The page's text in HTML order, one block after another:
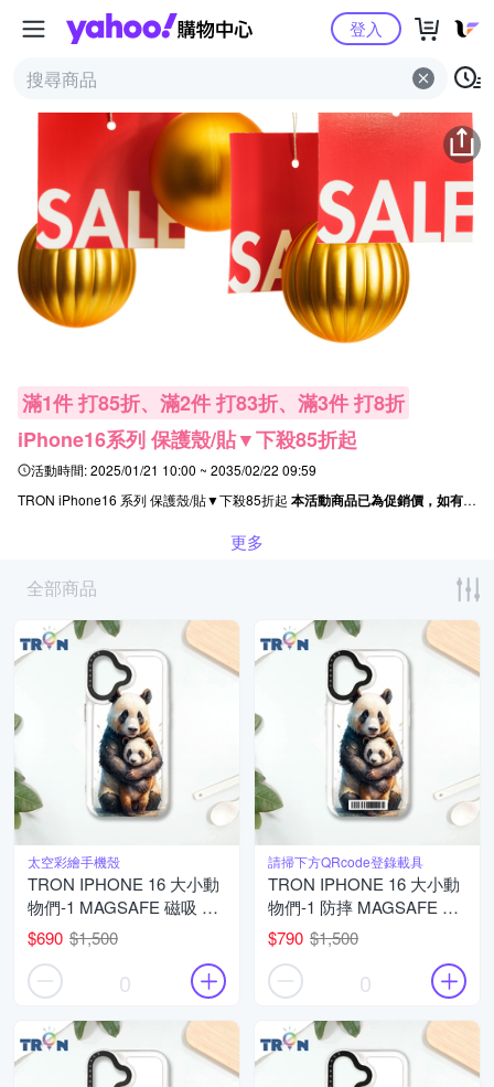
Yahoo購物中心
登入
滿1件 打85折、滿2件 打83折、滿3件 打8折
iPhone16系列 保護殼/貼▼下殺85折起
活動時間:2025/01/21 10:00 ~ 2035/02/22 09:59
TRON iPhone16 系列 保護殼/貼▼下殺85折起 本活動商品已為促銷價，如有雙享
更多
全部商品
太空彩繪手機殼
TRON IPHONE 16 大小動
物們-1 MAGSAFE 磁吸 防
摔 太空殼 透黑 手機殼
$690 $1,500
0
請掃下方QRcode登錄載具
TRON IPHONE 16 大小動
物們-1 防摔 MAGSAFE 磁
吸 太空載具殼 透白 手機殼
$790 $1,500
0